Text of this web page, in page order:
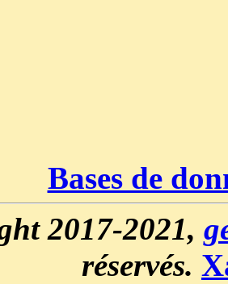
Bases de
2017-2021,
réservés.